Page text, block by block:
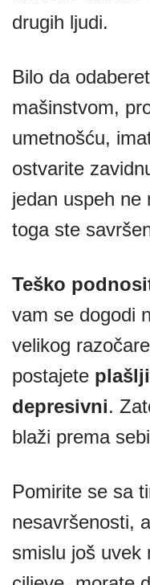
drugih ljudi.
Bilo da
mašinstvom,
umetnošću,
ostvarite
jedan uspeh ne
toga ste
Teško
vam se dogodi
velikog
postajete
depresivni.
blaži prema
Pomirite se sa
nesavršenosti,
smislu još uvek